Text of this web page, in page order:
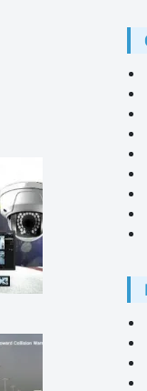
(зависит от